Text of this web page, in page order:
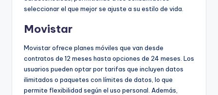
seleccionar el que mejor se ajuste a su estilo de vida.
Movistar
Movistar ofrece planes móviles que van desde
contratos de 12 meses hasta opciones de 24 meses. Los
usuarios pueden optar por tarifas que incluyen datos
ilimitados o paquetes con límites de datos, lo que
permite flexibilidad según el uso personal. Además,